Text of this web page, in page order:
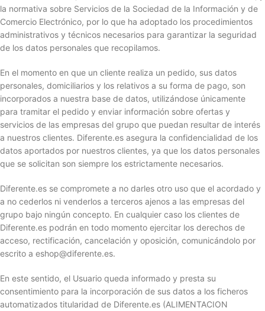
la normativa sobre Servicios de la Sociedad de la Información y de
Comercio Electrónico, por lo que ha adoptado los procedimientos
administrativos y técnicos necesarios para garantizar la seguridad
de los datos personales que recopilamos.
En el momento en que un cliente realiza un pedido, sus datos
personales, domiciliarios y los relativos a su forma de pago, son
incorporados a nuestra base de datos, utilizándose únicamente
para tramitar el pedido y enviar información sobre ofertas y
servicios de las empresas del grupo que puedan resultar de interés
a nuestros clientes. Diferente.es asegura la confidencialidad de los
datos aportados por nuestros clientes, ya que los datos personales
que se solicitan son siempre los estrictamente necesarios.
Diferente.es se compromete a no darles otro uso que el acordado y
a no cederlos ni venderlos a terceros ajenos a las empresas del
grupo bajo ningún concepto. En cualquier caso los clientes de
Diferente.es podrán en todo momento ejercitar los derechos de
acceso, rectificación, cancelación y oposición, comunicándolo por
escrito a eshop@diferente.es.
En este sentido, el Usuario queda informado y presta su
consentimiento para la incorporación de sus datos a los ficheros
automatizados titularidad de Diferente.es (ALIMENTACION